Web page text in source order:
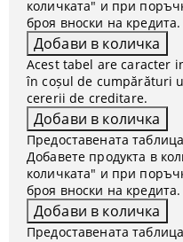
количката" и при
броя вноски на кредита.
Acest tabel are caracter
în coșul de cumpărături
cererii de creditare.
Предоставената
Добавете продукта в
количката" и при
броя вноски на кредита.
Предоставената